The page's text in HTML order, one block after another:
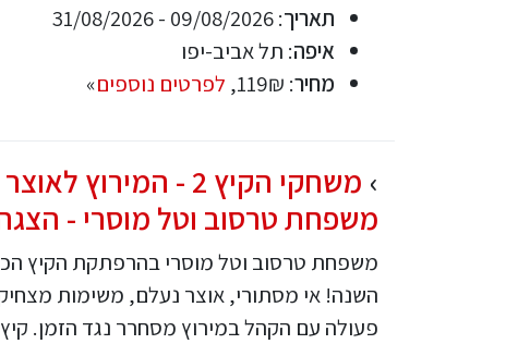
תאריך: 09/08/2026 - 31/08/2026
איפה: תל אביב-יפו
מחיר: 119₪, לפרטים נוספים»
משחקי הקיץ 2 - המירוץ
משפחת טרסוב וטל מוסרי -
משפחת טרסוב וטל מוסרי בהרפתקת הקיץ
השנה! אי מסתורי, אוצר נעלם, משימות